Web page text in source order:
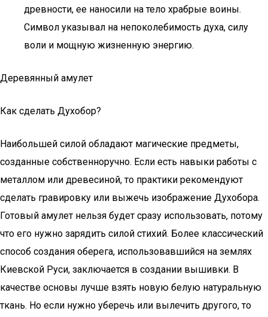
древности, ее наносили на тело храбрые воины.
Символ указывал на непоколебимость духа, силу
воли и мощную жизненную энергию.
Деревянный амулет
Как сделать Духобор?
Наибольшей силой обладают магические предметы,
созданные собственноручно. Если есть навыки работы с
металлом или древесиной, то практики рекомендуют
сделать гравировку или выжечь изображение Духобора.
Готовый амулет нельзя будет сразу использовать, потому
что его нужно зарядить силой стихий. Более классический
способ создания оберега, использовавшийся на землях
Киевской Руси, заключается в создании вышивки. В
качестве основы лучше взять новую белую натуральную
ткань. Но если нужно уберечь или вылечить другого, то